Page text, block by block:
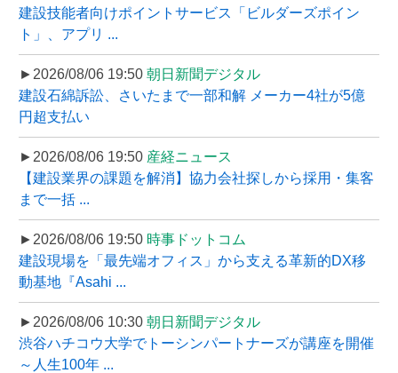
建設技能者向けポイントサービス「ビルダーズポイン
ト」、アプリ ...
►2026/08/06 19:50 朝日新聞デジタル
建設石綿訴訟、さいたまで一部和解 メーカー4社が5億
円超支払い
►2026/08/06 19:50 産経ニュース
【建設業界の課題を解消】協力会社探しから採用・集客
まで一括 ...
►2026/08/06 19:50 時事ドットコム
建設現場を「最先端オフィス」から支える革新的DX移
動基地『Asahi ...
►2026/08/06 10:30 朝日新聞デジタル
渋谷ハチコウ大学でトーシンパートナーズが講座を開催
～人生100年 ...